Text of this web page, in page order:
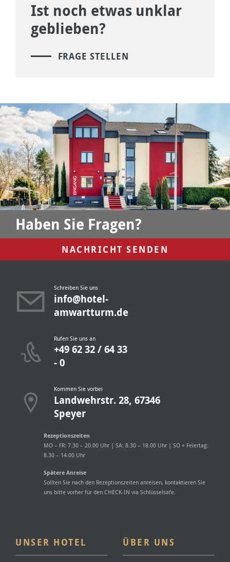
Ist noch etwas unklar
geblieben?
FRAGE STELLEN
Haben Sie Fragen?
NACHRICHT SENDEN
Schreiben Sie uns
info@hotel-
amwartturm.de
Rufen Sie uns an
+49 62 32 / 64 33
- 0
Kommen Sie vorbei
Landwehrstr. 28, 67346
Speyer
Rezeptionszeiten
MO – FR: 7.30 – 20.00 Uhr | SA: 8.30 – 18.00 Uhr | SO + Feiertag:
8.30 – 14.00 Uhr
Spätere Anreise
Sollten Sie nach den Rezeptionszeiten anreisen, kontaktieren Sie
uns bitte vorher für den CHECK-IN via Schlüsselsafe.
UNSER HOTEL ÜBER UNS